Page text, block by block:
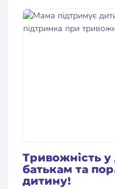
Тривожність
батькам та
дитину!